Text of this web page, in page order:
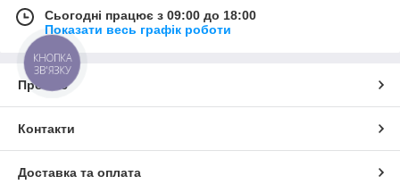
Сьогодні працює з 09:00 до 18:00
Показати весь графік роботи
Про нас
Контакти
Доставка та оплата
КНОПКА
ЗВ'ЯЗКУ